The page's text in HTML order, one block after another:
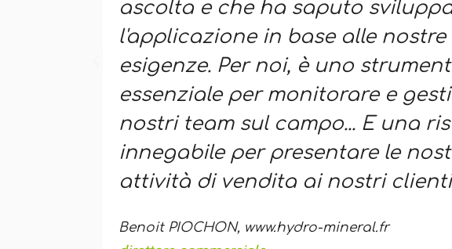
ascolta e che ha saputo
l'applicazione in base alle nostre
esigenze. Per noi, è uno
essenziale per monitorare e
nostri team sul campo... E una
innegabile per presentare le
attività di vendita ai nostri
Benoit PIOCHON, www.hydro-mineral.fr